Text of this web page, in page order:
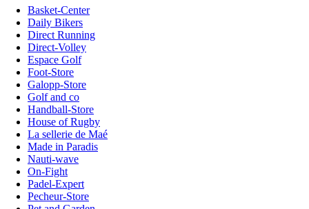
Basket-Center
Daily Bikers
Direct Running
Direct-Volley
Espace Golf
Foot-Store
Galopp-Store
Golf and co
Handball-Store
House of Rugby
La sellerie de Maé
Made in Paradis
Nauti-wave
On-Fight
Padel-Expert
Pecheur-Store